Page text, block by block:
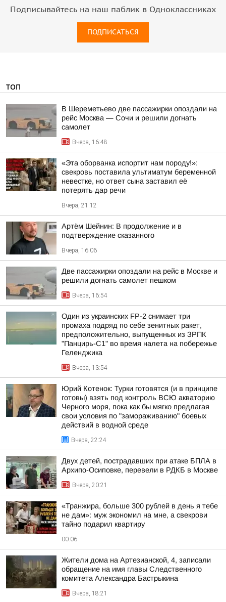
Подписывайтесь на наш паблик в Одноклассниках
ПОДПИСАТЬСЯ
ТОП
В Шереметьево две пассажирки опоздали на
рейс Москва — Сочи и решили догнать
самолет
Вчера, 16:48
«Эта оборванка испортит нам породу!»:
свекровь поставила ультиматум беременной
невестке, но ответ сына заставил её
потерять дар речи
Вчера, 21:12
Артём Шейнин: В продолжение и в
подтверждение сказанного
Вчера, 16:06
Две пассажирки опоздали на рейс в Москве и
решили догнать самолет пешком
Вчера, 16:54
Один из украинских FP-2 снимает три
промаха подряд по себе зенитных ракет,
предположительно, выпущенных из ЗРПК
"Панцирь-С1" во время налета на побережье
Геленджика
Вчера, 13:54
Юрий Котенок: Турки готовятся (и в принципе
готовы) взять под контроль ВСЮ акваторию
Черного моря, пока как бы мягко предлагая
свои условия по "замораживанию" боевых
действий в водной среде
Вчера, 22:24
Двух детей, пострадавших при атаке БПЛА в
Архипо-Осиповке, перевели в РДКБ в Москве
Вчера, 20:21
«Транжира, больше 300 рублей в день я тебе
не дам»: муж экономил на мне, а свекрови
тайно подарил квартиру
00:06
Жители дома на Артезианской, 4, записали
обращение на имя главы Следственного
комитета Александра Бастрыкина
Вчера, 18:21